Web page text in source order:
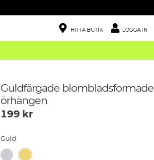
HITTA BUTIK LOGGA IN
Guldfärgade blombladsformade
örhängen
199kr
Guld